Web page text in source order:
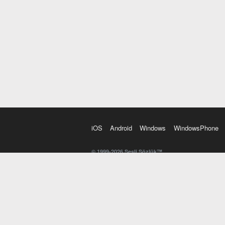
iOS Android Windows WindowsPhone
© 1999-2026 Sesli Sözlük™